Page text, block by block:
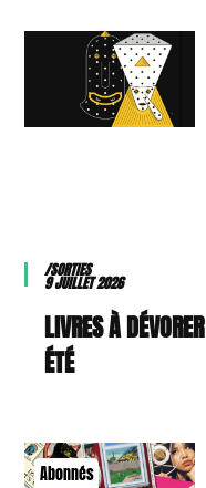
/SORTIES
9 JUILLET 2026
9 LIVRES À
ÉTÉ
Abonnés